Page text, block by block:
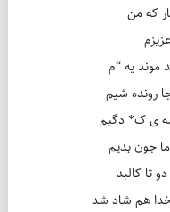
که من
موند یه “م
رونده شیم
ی ک* دگیم
جون بدیم
تا کالبد
خدا هم شاد شد